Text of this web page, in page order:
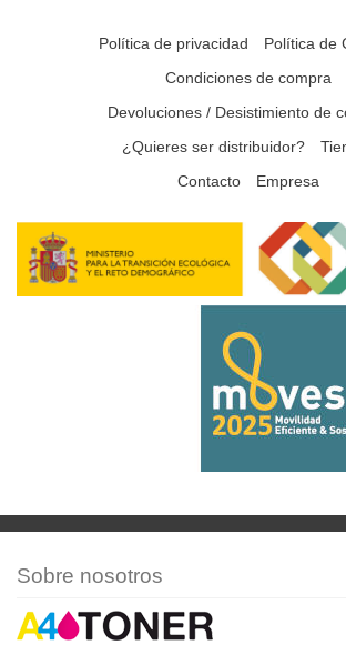
Política de privacidad
Política de
Condiciones de compra
Devoluciones / Desistimiento de
¿Quieres ser distribuidor?
Contacto
Empresa
Sobre nosotros